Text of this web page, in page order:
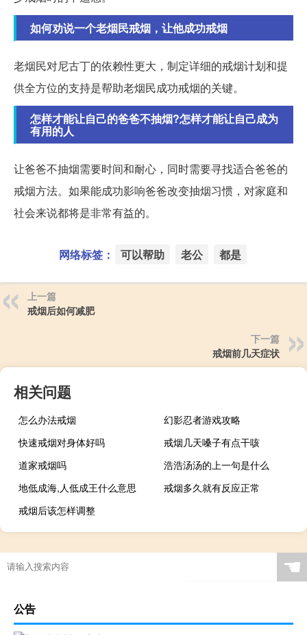
如何劝说一个老烟民戒烟，让他成功戒烟
老烟民对尼古丁的依赖性更大，制定详细的戒烟计划和提
供全方位的支持是帮助老烟民成功戒烟的关键。
怎样才能让自己的爸爸不抽烟?怎样才能让自己成为
有用的人
让爸爸不抽烟需要时间和耐心，同时需要寻找适合爸爸的
戒烟方法。如果能成功影响爸爸改变抽烟习惯，对家庭和
社会来说都将是非常有益的。
网络标签： 可以帮助 老公 都是
上一篇
戒烟后如何减肥
下一篇
戒烟前几天症状
相关问题
怎么办法戒烟
幻影忍者游戏攻略
快速戒烟对身体好吗
戒烟几天嗓子有点干咳
道家戒烟吗
浩浩汤汤的上一句是什么
地低成海,人低成王什么意思
戒烟多久就有反应正常
戒烟后该怎样调整
☚
公告